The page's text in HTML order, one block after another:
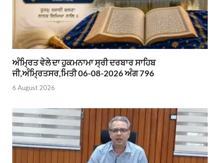
ਅੰਮ੍ਰਿਤ ਵੇਲੇ ਦਾ ਹੁਕਮਨਾਮਾ ਸ੍ਰੀ ਦਰਬਾਰ ਸਾਹਿਬ
ਜੀ,ਅੰਮ੍ਰਿਤਸਰ,ਮਿਤੀ 06-08-2026 ਅੰਗ 796
6 August 2026